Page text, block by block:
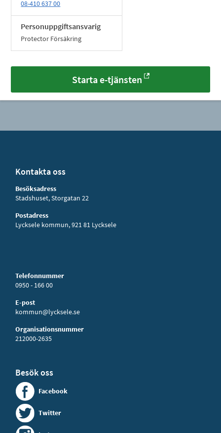
08-410 637 00
Personuppgiftsansvarig
Protector Försäkring
Starta e-tjänsten
Kontakta oss
Besöksadress
Stadshuset, Storgatan 22
Postadress
Lycksele kommun, 921 81 Lycksele
Telefonnummer
0950 - 166 00
E-post
kommun@lycksele.se
Organisationsnummer
212000-2635
Besök oss
Facebook
Twitter